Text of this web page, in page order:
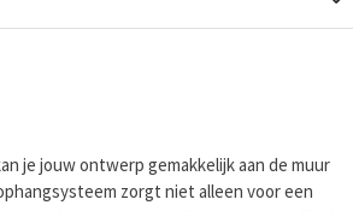
je jouw ontwerp gemakkelijk aan de muur
zorgt niet alleen voor een